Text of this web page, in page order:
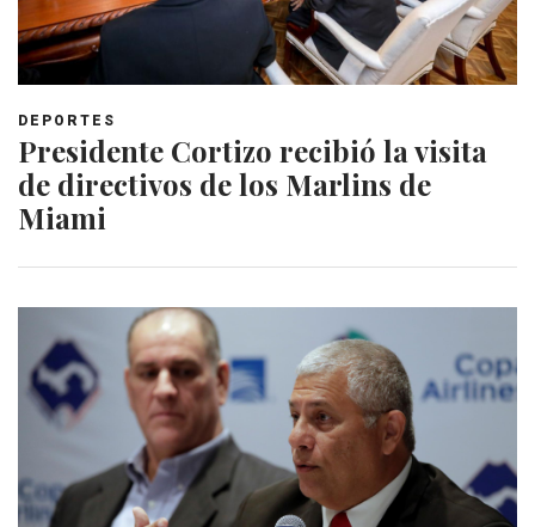
DEPORTES
Presidente Cortizo recibió la visita
de directivos de los Marlins de
Miami